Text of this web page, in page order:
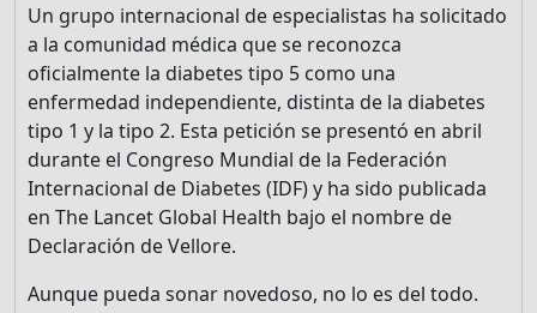
Un grupo internacional de especialistas ha solicitado
a la comunidad médica que se reconozca
oficialmente la diabetes tipo 5 como una
enfermedad independiente, distinta de la diabetes
tipo 1 y la tipo 2. Esta petición se presentó en abril
durante el Congreso Mundial de la Federación
Internacional de Diabetes (IDF) y ha sido publicada
en The Lancet Global Health bajo el nombre de
Declaración de Vellore.
Aunque pueda sonar novedoso, no lo es del todo.